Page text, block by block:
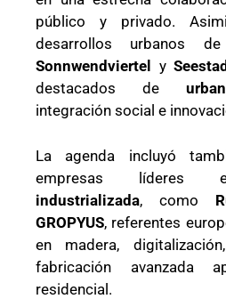
público y privado.
desarrollos urbanos
Sonnwendviertel
y
destacados de
integración social e
La agenda incluyó
empresas
industrializada, como
GROPYUS, referentes
en madera,
fabricación avanzada
residencial.